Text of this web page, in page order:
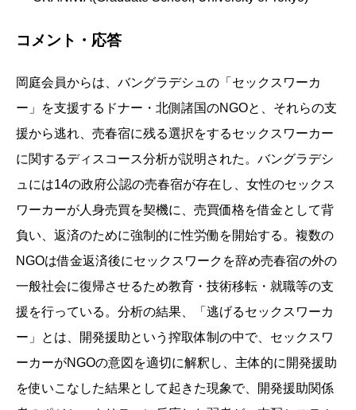
コメント・応答
岡庭会員からは、バングラデシュの「セックスワーカ
ー」を支援するドナー・北側諸国のNGOと、それらの支
援から逃れ、売春宿に残る選択をするセックスワーカー
に関するディスコース分析が説明された。バングラデシ
ュには14の政府公認の売春宿が存在し、女性のセックス
ワーカーが人身売買を契機に、売買価格を借金として背
負い、返済のために強制的に性労働を開始する。複数の
NGOは借金返済後にセックスワークを辞め売春宿の外の
一般社会に復帰させるため教育・技術移転・就職等の支
援を行っている。分析の結果、「逃げるセックスワーカ
ー」とは、開発援助という搾取体制の中で、セックスワ
ーカーがNGOの意図を適切に解釈し、主体的に開発援助
を使いこなした結果として起きた現象で、開発援助関係